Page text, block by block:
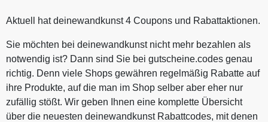
Aktuell hat deinewandkunst 4 Coupons und Rabattaktionen.
Sie möchten bei deinewandkunst nicht mehr bezahlen als
notwendig ist? Dann sind Sie bei gutscheine.codes genau
richtig. Denn viele Shops gewähren regelmäßig Rabatte auf
ihre Produkte, auf die man im Shop selber aber eher nur
zufällig stößt. Wir geben Ihnen eine komplette Übersicht
über die neuesten deinewandkunst Rabattcodes, mit denen